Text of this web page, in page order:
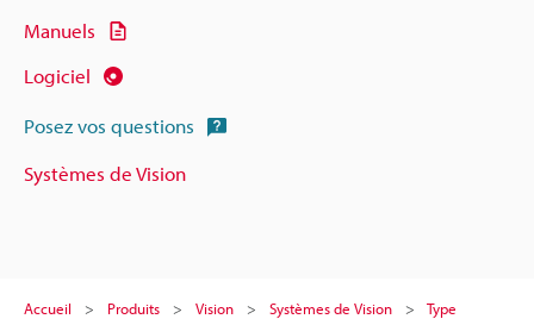
Manuels
Logiciel
Posez vos questions
Systèmes de Vision
Accueil Produits Vision Systèmes de Vision
Type